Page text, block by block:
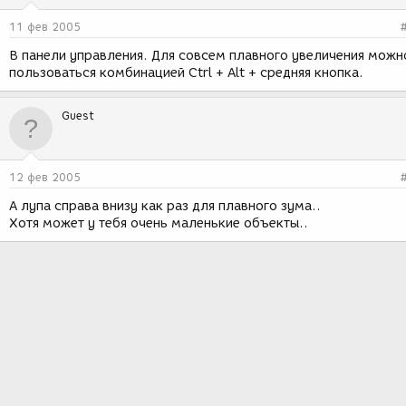
11 фев 2005
В панели управления. Для совсем плавного увеличения
пользоваться комбинацией Ctrl + Alt + средняя кнопка.
Guest
12 фев 2005
А лупа справа внизу как раз для плавного зума..
Хотя может у тебя очень маленькие объекты..